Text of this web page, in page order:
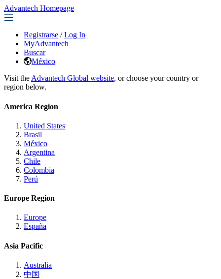
Advantech Homepage
Registrarse / Log In
MyAdvantech
Buscar
México
Visit the Advantech Global website, or choose your country or
region below.
America Region
United States
Brasil
México
Argentina
Chile
Colombia
Perú
Europe Region
Europe
España
Asia Pacific
Australia
中国